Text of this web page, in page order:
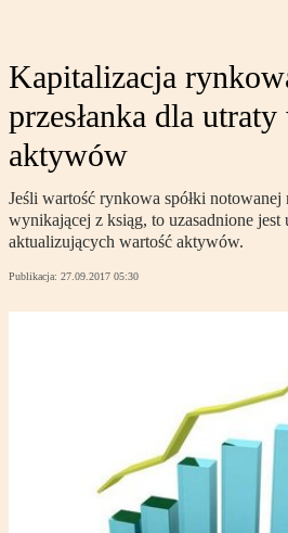
Kapitalizacja
przesłanka dla
aktywów
Jeśli wartość rynkowa spółki notowanej
wynikającej z ksiąg, to uzasadnione
aktualizujących wartość aktywów.
Publikacja: 27.09.2017 05:30